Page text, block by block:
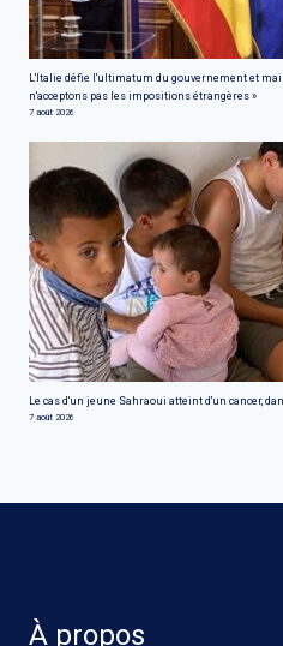
L'Italie défie l'ultimatum du gouvernement et
n'acceptons pas les impositions étrangères »
7 août 2026
Le cas d'un jeune Sahraoui atteint d'un cancer,
7 août 2026
À propos